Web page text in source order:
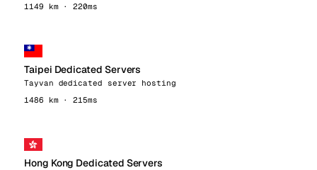
1149 km · 220ms
Taipei Dedicated Servers
Tayvan dedicated server hosting
1486 km · 215ms
Hong Kong Dedicated Servers